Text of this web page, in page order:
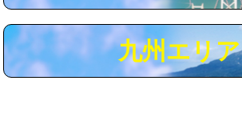
※給水管工事は20mmまでの価格です。
九州エリア